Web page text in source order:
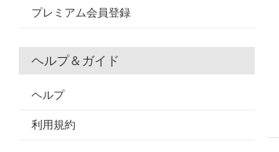
プレミアム会員登録
ヘルプ＆ガイド
ヘルプ
利用規約